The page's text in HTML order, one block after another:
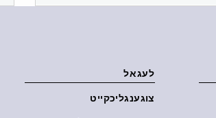
לעגאל
צוגענגליכקייט